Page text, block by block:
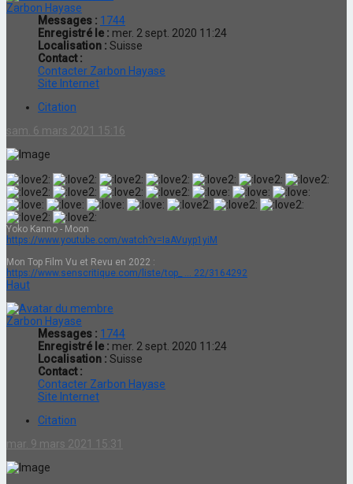
Zarbon Hayase
Messages : 1744
Enregistré le : mer. 2 sept. 2020 11:24
Localisation : Suisse
Contact :
Contacter Zarbon Hayase
Site Internet
Citation
sam. 6 mars 2021 15:16
Yoko Kanno - Moon
https://www.youtube.com/watch?v=IaAVuyp1yiM
Mon Top Film Vu et Revu en 2022 :
https://www.senscritique.com/liste/top_ ... 22/3164292
Haut
Zarbon Hayase
Messages : 1744
Enregistré le : mer. 2 sept. 2020 11:24
Localisation : Suisse
Contact :
Contacter Zarbon Hayase
Site Internet
Citation
mar. 9 mars 2021 15:31